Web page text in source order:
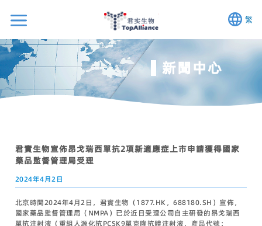
繁
新聞中心
君實生物宣佈昂戈瑞西單抗2項新適應症上市申請獲得國家
藥品監督管理局受理
2024年4月2日
北京時間2024年4月2日，君實生物（1877.HK，688180.SH）宣佈，
國家藥品監督管理局（NMPA）已於近日受理公司自主研發的昂戈瑞西
單抗注射液（重組人源化抗PCSK9單克隆抗體注射液，產品代號：